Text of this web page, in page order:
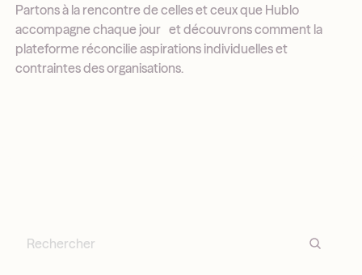
Partons à la rencontre de celles et ceux que Hublo
accompagne chaque jour et découvrons comment la
plateforme réconcilie aspirations individuelles et
contraintes des organisations.